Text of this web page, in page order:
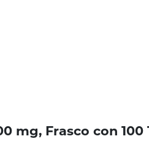
mg, Frasco con 100